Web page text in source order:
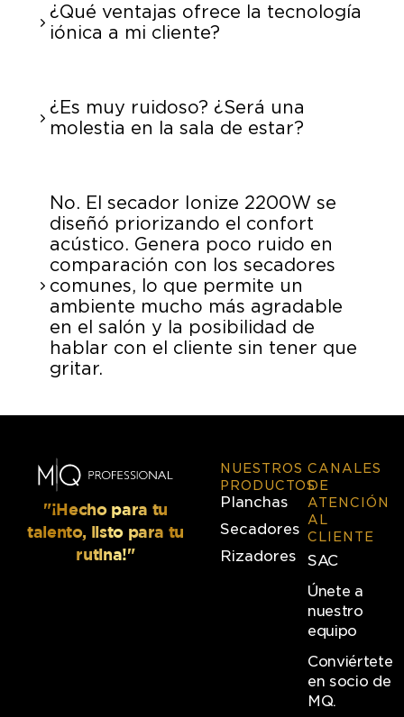
¿Qué ventajas ofrece la tecnología
iónica a mi cliente?
¿Es muy ruidoso? ¿Será una
molestia en la sala de estar?
No. El secador Ionize 2200W se
diseñó priorizando el confort
acústico. Genera poco ruido en
comparación con los secadores
comunes, lo que permite un
ambiente mucho más agradable
en el salón y la posibilidad de
hablar con el cliente sin tener que
gritar.
"¡Hecho para tu
talento, listo para tu
rutina!"
NUESTROS
PRODUCTOS
Planchas
Secadores
Rizadores
CANALES
DE
ATENCIÓN
AL
CLIENTE
SAC
Únete a
nuestro
equipo
Conviértete
en socio de
MQ.